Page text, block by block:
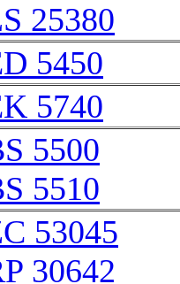
25380
5450
5740
5500
5510
53045
30642